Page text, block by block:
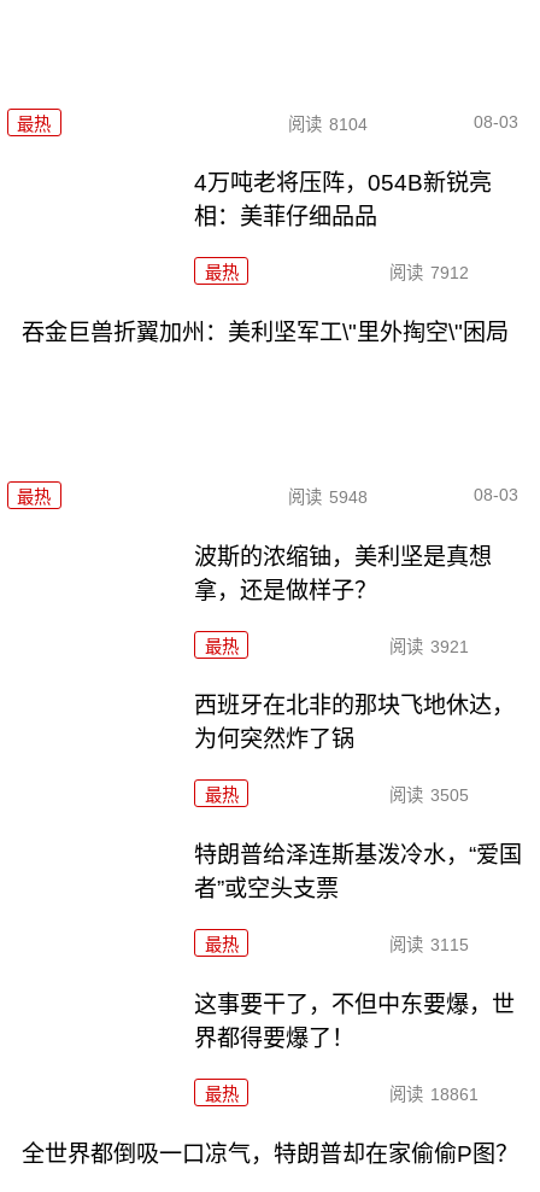
最热 阅读 8104 08-03
4万吨老将压阵，054B新锐亮
相：美菲仔细品品
最热 阅读 7912
吞金巨兽折翼加州：美利坚军工\"里外掏空\"困局
最热 阅读 5948 08-03
波斯的浓缩铀，美利坚是真想
拿，还是做样子？
最热 阅读 3921
西班牙在北非的那块飞地休达，
为何突然炸了锅
最热 阅读 3505
特朗普给泽连斯基泼冷水，“爱国
者”或空头支票
最热 阅读 3115
这事要干了，不但中东要爆，世
界都得要爆了！
最热 阅读 18861
全世界都倒吸一口凉气，特朗普却在家偷偷P图？